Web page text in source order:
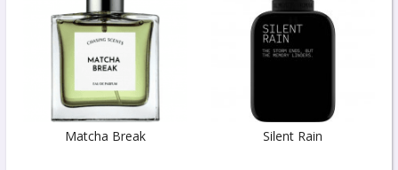
Matcha Break Silent Rain